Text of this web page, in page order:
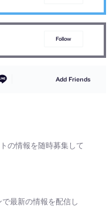
Follow
Add Friends
の情報を随時募集して
最新の情報を配信し